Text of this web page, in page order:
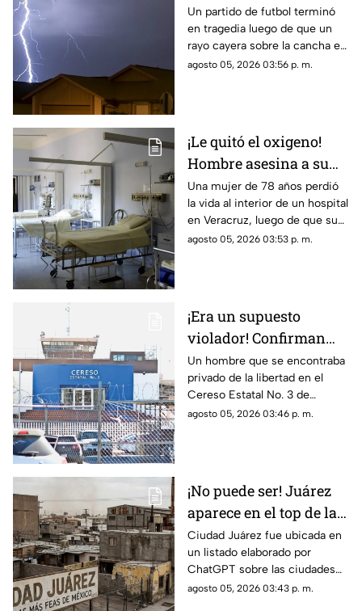
futbolista y deja 12
heridos (Videos)
Un partido de futbol terminó
en tragedia luego de que un
rayo cayera sobre la cancha en
medio de una tormenta,
agosto 05, 2026 03:56 p. m.
¡Le quitó el oxigeno!
Hombre asesina a su
suegra mientras la
cuidaba dentro de un
hospital
Una mujer de 78 años perdió
la vida al interior de un hospital
en Veracruz, luego de que su
yerno presuntamente le
agosto 05, 2026 03:53 p. m.
¡Era un supuesto
violador! Confirman
muerte de un interno
del Cereso 3 mientras
recibía atención
médica
Un hombre que se encontraba
privado de la libertad en el
Cereso Estatal No. 3 de
Ciudad Juárez falleció la noche
agosto 05, 2026 03:46 p. m.
¡No puede ser! Juárez
aparece en el top de las
ciudades más feas de
todo México según la
IA: te decimos en qué
lugar quedó
Ciudad Juárez fue ubicada en
un listado elaborado por
ChatGPT sobre las ciudades
con la peor percepción
agosto 05, 2026 03:43 p. m.